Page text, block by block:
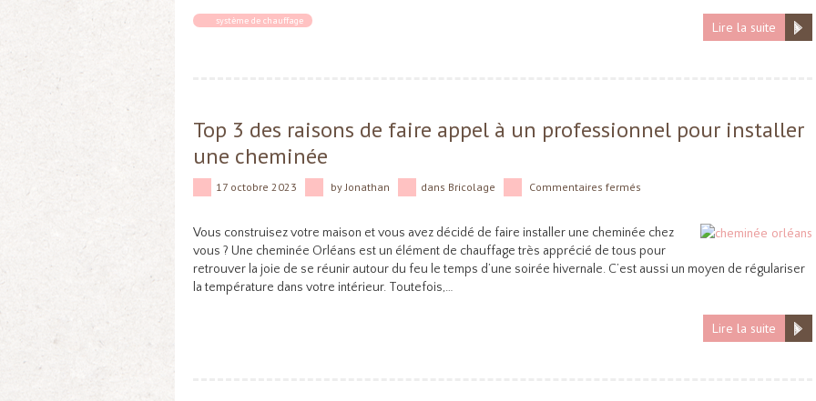
Lire la suite
système de chauffage
Top 3 des raisons de faire appel à un professionnel pour installer
une cheminée
17 octobre 2023 byJonathan dans Bricolage Commentaires fermés
Vous construisez votre maison et vous avez décidé de faire installer une cheminée chez
vous ? Une cheminée Orléans est un élément de chauffage très apprécié de tous pour
retrouver la joie de se réunir autour du feu le temps d’une soirée hivernale. C’est aussi un moyen de régulariser
la température dans votre intérieur. Toutefois,…
Lire la suite